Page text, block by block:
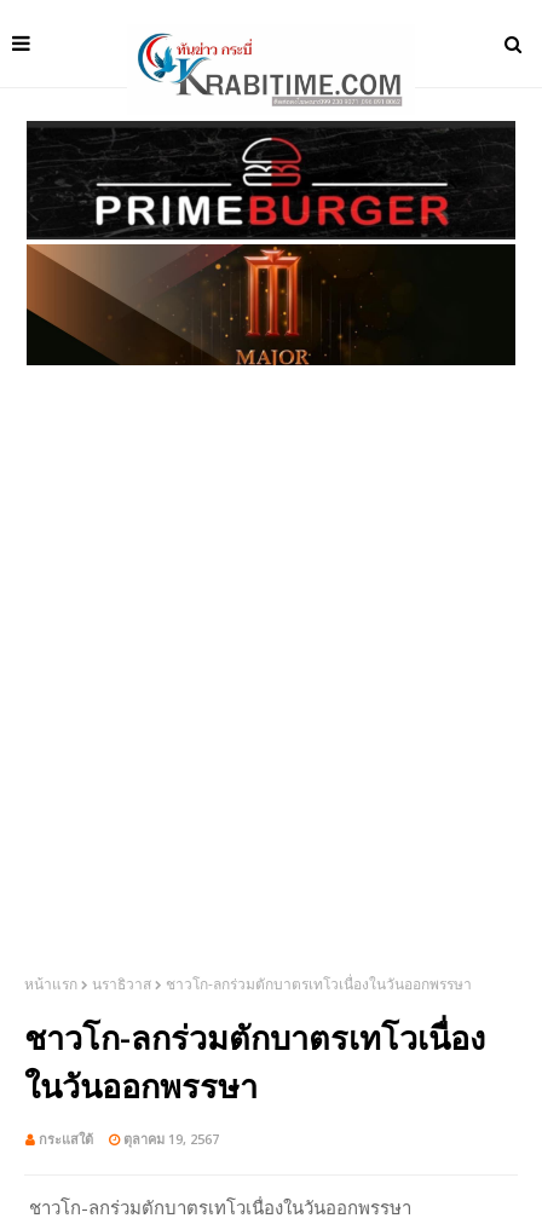
หน้าแรก นราธิวาส ชาวโก-ลกร่วมตักบาตรเทโวเนื่องในวันออกพรรษา
ชาวโก-ลกร่วมตักบาตรเทโวเนื่อง
ในวันออกพรรษา
กระแสใต้ ตุลาคม 19, 2567
ชาวโก-ลกร่วมตักบาตรเทโวเนื่องในวันออกพรรษา